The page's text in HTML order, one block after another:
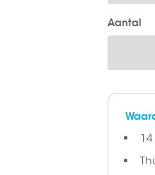
Aantal